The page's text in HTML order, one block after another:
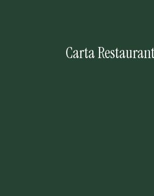
Carta